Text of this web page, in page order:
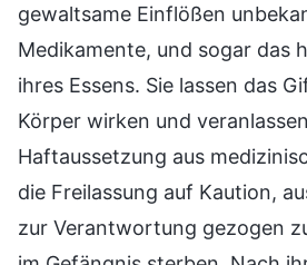
gewaltsame Einflößen
Medikamente, und sogar das
ihres Essens. Sie lassen das
Körper wirken und
Haftaussetzung aus
die Freilassung auf Kaution,
zur Verantwortung gezogen